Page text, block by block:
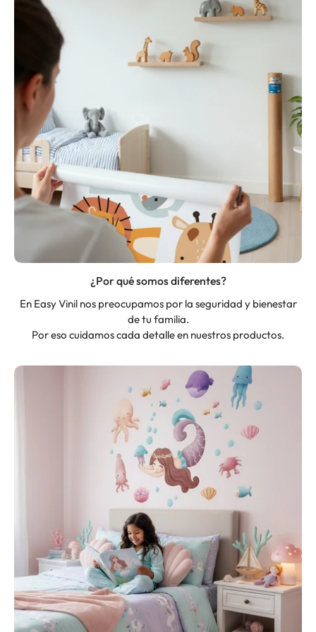
¿Por qué somos diferentes?
En Easy Vinil nos preocupamos por la seguridad y bienestar
de tu familia.
Por eso cuidamos cada detalle en nuestros productos.